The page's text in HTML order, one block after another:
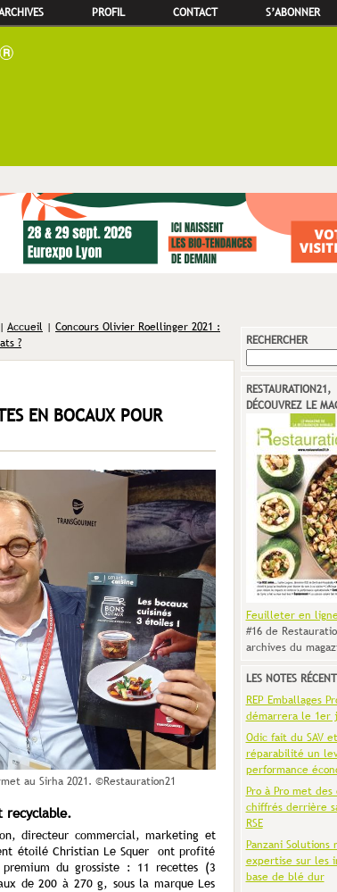
PROFIL CONTACT S’ABONNER
| Accueil | Concours Olivier Roellinger 2021 :
?
EN BOCAUX POUR
au Sirha 2021. ©Restauration21
recyclable.
directeur commercial, marketing et
étoilé Christian Le Squer ont profité
du grossiste : 11 recettes (3
de 200 à 270 g, sous la marque Les
RECHERCHER
RESTAURATION21,
DÉCOUVREZ LE
Feuilleter en
#16 de
archives du
LES NOTES
REP Emballages
démarrera le 1er
Odic fait du SAV
réparabilité un
performance
Pro à Pro met
chiffrés derrière
RSE
Panzani Solutions
expertise sur les
base de blé dur